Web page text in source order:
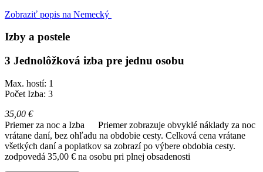
Zobraziť popis na Nemecký
Izby a postele
3 Jednolôžková izba pre jednu osobu
Max. hostí: 1
Počet Izba: 3
35,00 €
Priemer za noc a Izba
Priemer zobrazuje obvyklé náklady za noc
vrátane daní, bez ohľadu na obdobie cesty. Celková cena vrátane
všetkých daní a poplatkov sa zobrazí po výbere obdobia cesty.
zodpovedá 35,00 € na osobu pri plnej obsadenosti